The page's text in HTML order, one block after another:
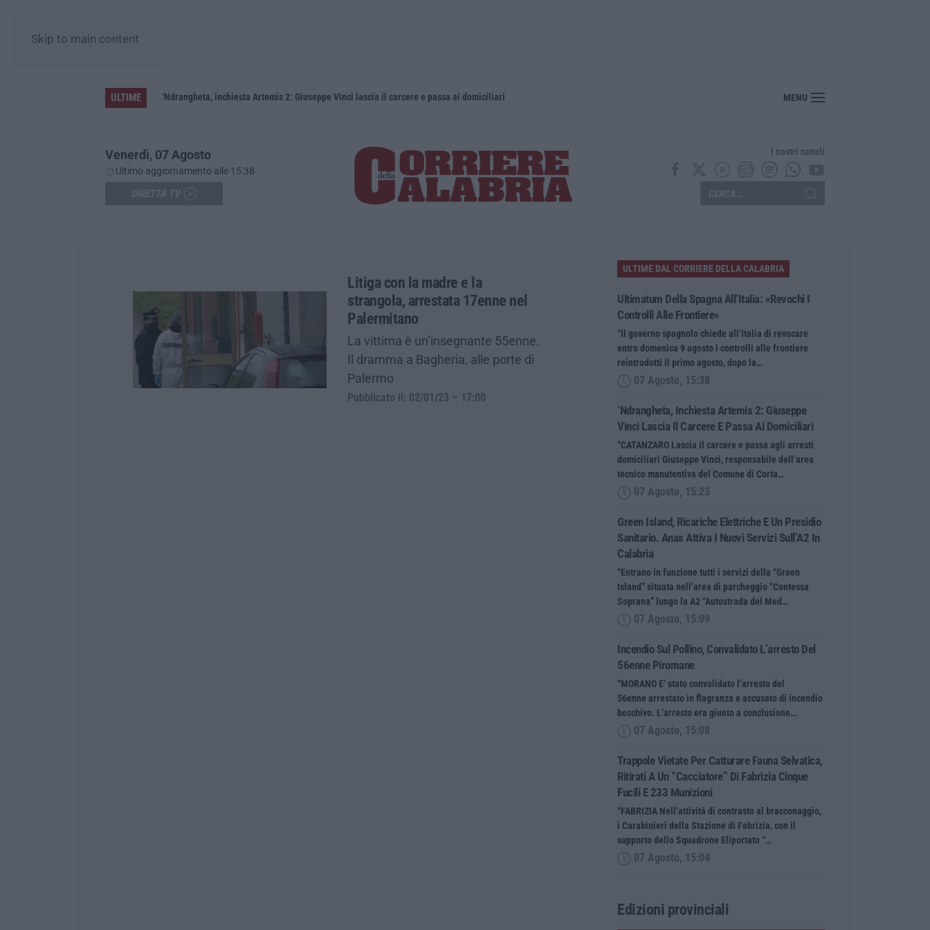
Skip to main content
ULTIME ‘Ndrangheta, inchiesta Artemis 2: Giuseppe Vinci lascia il carcere e passa ai domiciliari MENU
Venerdì, 07 Agosto
Ultimo aggiornamento alle 15:38
I nostri canali
Litiga con la madre e la
strangola, arrestata 17enne nel
Palermitano
La vittima è un’insegnante 55enne.
Il dramma a Bagheria, alle porte di
Palermo
Pubblicato il: 02/01/23 – 17:00
ULTIME DAL CORRIERE DELLA CALABRIA
Ultimatum Della Spagna All’Italia: «Revochi I
Controlli Alle Frontiere»
“Il governo spagnolo chiede all’Italia di revocare
entro domenica 9 agosto i controlli alle frontiere
reintrodotti il primo agosto, dopo la…
07 Agosto, 15:38
‘Ndrangheta, Inchiesta Artemis 2: Giuseppe
Vinci Lascia Il Carcere E Passa Ai Domiciliari
“CATANZARO Lascia il carcere e passa agli arresti
domiciliari Giuseppe Vinci, responsabile dell’area
tecnico manutentiva del Comune di Corta…
07 Agosto, 15:23
Green Island, Ricariche Elettriche E Un Presidio
Sanitario. Anas Attiva I Nuovi Servizi Sull’A2 In
Calabria
“Entrano in funzione tutti i servizi della “Green
Island” situata nell’area di parcheggio “Contessa
Soprana” lungo la A2 “Autostrada del Med…
07 Agosto, 15:09
Incendio Sul Pollino, Convalidato L’arresto Del
56enne Piromane
“MORANO E’ stato convalidato l’arresto del
56enne arrestato in flagranza e accusato di incendio
boschivo. L’arresto era giunto a conclusione…
07 Agosto, 15:08
Trappole Vietate Per Catturare Fauna Selvatica,
Ritirati A Un “cacciatore” Di Fabrizia Cinque
Fucili E 233 Munizioni
“FABRIZIA Nell’attività di contrasto al bracconaggio,
i Carabinieri della Stazione di Fabrizia, con il
supporto dello Squadrone Eliportato “…
07 Agosto, 15:04
Edizioni provinciali